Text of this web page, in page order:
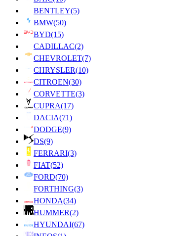
BENTLEY(5)
BMW(50)
BYD(15)
CADILLAC(2)
CHEVROLET(7)
CHRYSLER(10)
CITROEN(30)
CORVETTE(3)
CUPRA(17)
DACIA(71)
DODGE(9)
DS(9)
FERRARI(3)
FIAT(52)
FORD(70)
FORTHING(3)
HONDA(34)
HUMMER(2)
HYUNDAI(67)